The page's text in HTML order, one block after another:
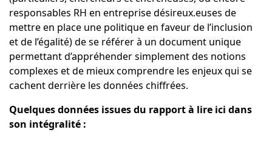
responsables RH en entreprise désireux.euses de
mettre en place une politique en faveur de l’inclusion
et de l’égalité) de se référer à un document unique
permettant d’appréhender simplement des notions
complexes et de mieux comprendre les enjeux qui se
cachent derrière les données chiffrées.
Quelques données issues du rapport à lire ici dans
son intégralité: